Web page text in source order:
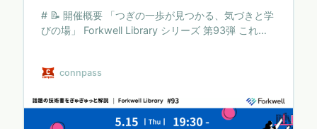
# 📝 開催概要 「つぎの一歩が見つかる、気づきと学
びの場」 Forkwell Library シリーズ 第93弾 これま
践し、振り返り、再現性のある「学び」として身に
し、日々限られた時間の中で知識や情報をアップデ
ートし続けるのはそう簡単ではありません。
connpass